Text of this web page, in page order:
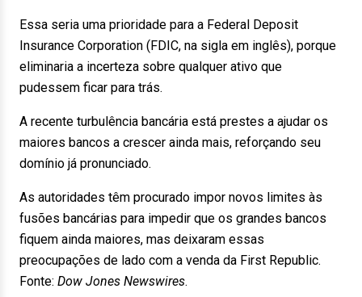
Essa seria uma prioridade para a Federal Deposit
Insurance Corporation (FDIC, na sigla em inglês), porque
eliminaria a incerteza sobre qualquer ativo que
pudessem ficar para trás.
A recente turbulência bancária está prestes a ajudar os
maiores bancos a crescer ainda mais, reforçando seu
domínio já pronunciado.
As autoridades têm procurado impor novos limites às
fusões bancárias para impedir que os grandes bancos
fiquem ainda maiores, mas deixaram essas
preocupações de lado com a venda da First Republic.
Fonte: Dow Jones Newswires.